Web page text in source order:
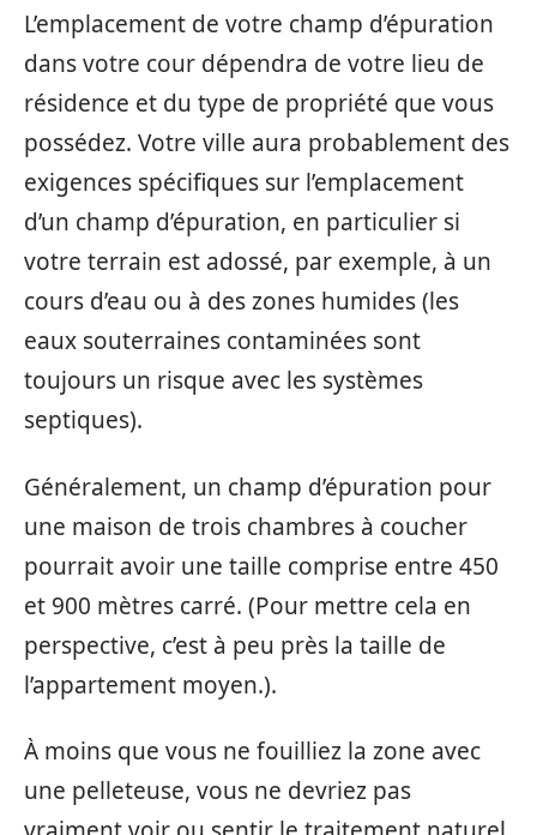
L’emplacement de votre champ d’épuration
dans votre cour dépendra de votre lieu de
résidence et du type de propriété que vous
possédez. Votre ville aura probablement des
exigences spécifiques sur l’emplacement
d’un champ d’épuration, en particulier si
votre terrain est adossé, par exemple, à un
cours d’eau ou à des zones humides (les
eaux souterraines contaminées sont
toujours un risque avec les systèmes
septiques).
Généralement, un champ d’épuration pour
une maison de trois chambres à coucher
pourrait avoir une taille comprise entre 450
et 900 mètres carré. (Pour mettre cela en
perspective, c’est à peu près la taille de
l’appartement moyen.).
À moins que vous ne fouilliez la zone avec
une pelleteuse, vous ne devriez pas